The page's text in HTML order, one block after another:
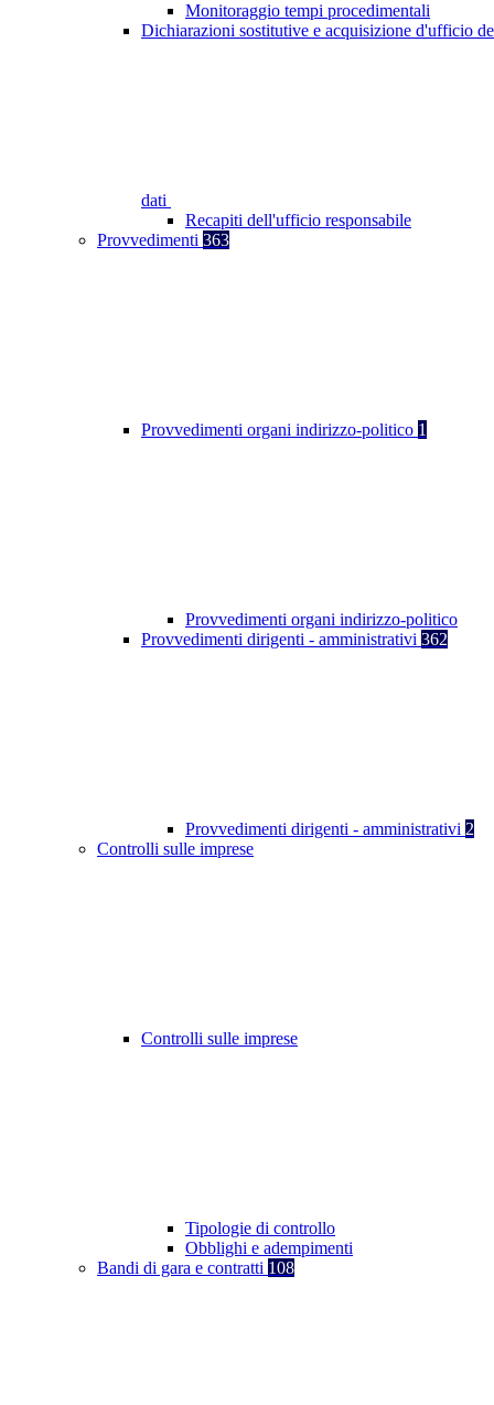
Monitoraggio tempi procedimentali
Dichiarazioni sostitutive e acquisizione d'ufficio
dati
Recapiti dell'ufficio responsabile
Provvedimenti 363
Provvedimenti organi indirizzo-politico 1
Provvedimenti organi indirizzo-politico
Provvedimenti dirigenti - amministrativi 362
Provvedimenti dirigenti - amministrativi 2
Controlli sulle imprese
Controlli sulle imprese
Tipologie di controllo
Obblighi e adempimenti
Bandi di gara e contratti 108